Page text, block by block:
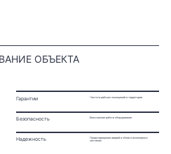
ОБЪЕКТА
Гарантии Чистота рабочих помещений и территории
Безопасность Безотказная работа оборудования
Надежность
Предотвращение аварий и сбоев в инженерных
системах